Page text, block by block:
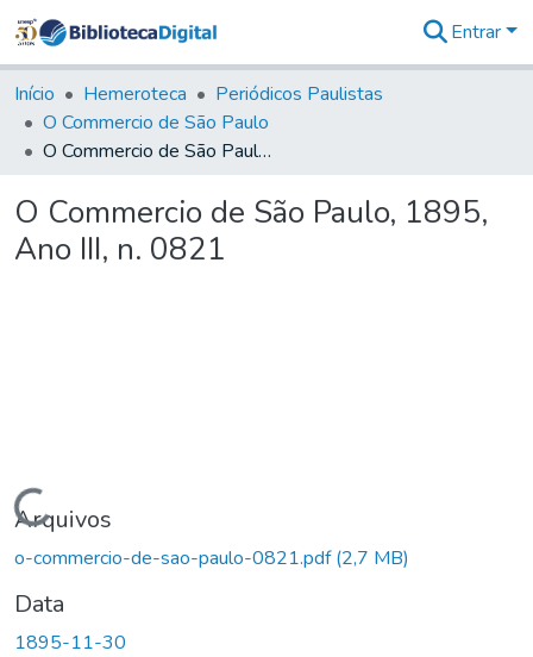
&
Coleções
Tudo na
Biblioteca
Estatísticas
Entrar
Início Hemeroteca
Periódicos Paulistas
O Commercio de São Paulo
O Commercio de São Paulo, 1895, Ano III, n. 0821
O Commercio de São Paulo, 1895,
Ano III, n. 0821
Carregando...
Arquivos
o-commercio-de-sao-paulo-0821.pdf(2,7 MB)
Data
1895-11-30